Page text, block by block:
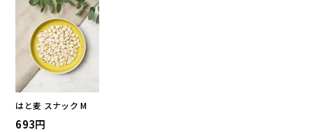
はと麦 スナック M
693